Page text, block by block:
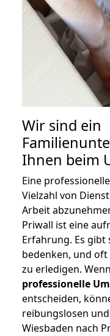
Wir sind ein
Ihnen beim
Eine professionelle
Vielzahl von
Arbeit
Priwall ist eine
Erfahrung. Es gibt
bedenken, und
zu erledigen.
professionelle
entscheiden,
reibungslosen
Wiesbaden nach